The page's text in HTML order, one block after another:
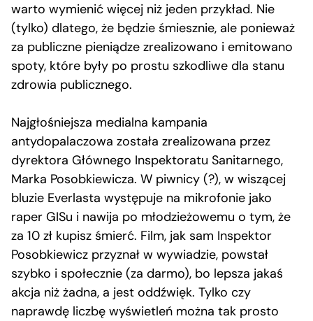
warto wymienić więcej niż jeden przykład. Nie
(tylko) dlatego, że będzie śmiesznie, ale ponieważ
za publiczne pieniądze zrealizowano i emitowano
spoty, które były po prostu szkodliwe dla stanu
zdrowia publicznego.
Najgłośniejsza medialna kampania
antydopalaczowa została zrealizowana przez
dyrektora Głównego Inspektoratu Sanitarnego,
Marka Posobkiewicza. W piwnicy (?), w wiszącej
bluzie Everlasta występuje na mikrofonie jako
raper GISu i nawija po młodzieżowemu o tym, że
za 10 zł kupisz śmierć. Film, jak sam Inspektor
Posobkiewicz przyznał w wywiadzie, powstał
szybko i społecznie (za darmo), bo lepsza jakaś
akcja niż żadna, a jest oddźwięk. Tylko czy
naprawdę liczbę wyświetleń można tak prosto